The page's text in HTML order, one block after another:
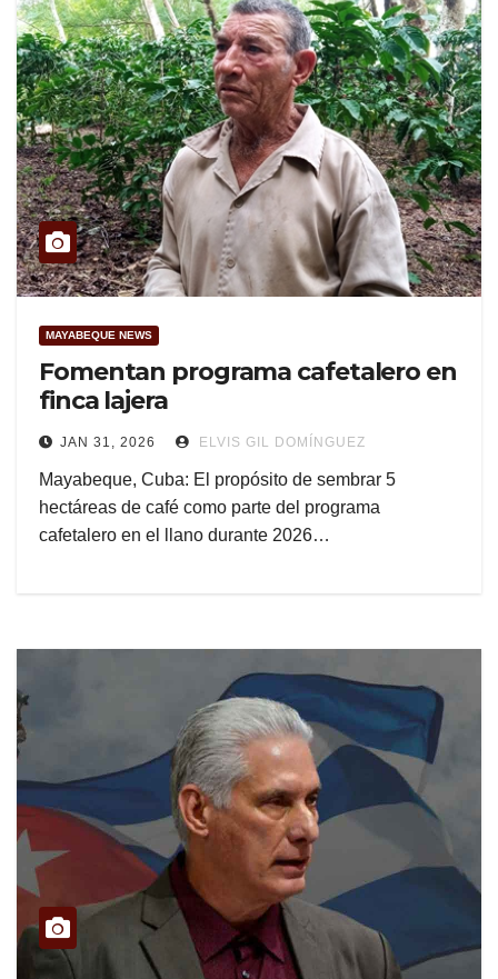
MAYABEQUE NEWS
Fomentan programa cafetalero en
finca lajera
JAN 31, 2026 ELVIS GIL DOMÍNGUEZ
Mayabeque, Cuba: El propósito de sembrar 5
hectáreas de café como parte del programa
cafetalero en el llano durante 2026…